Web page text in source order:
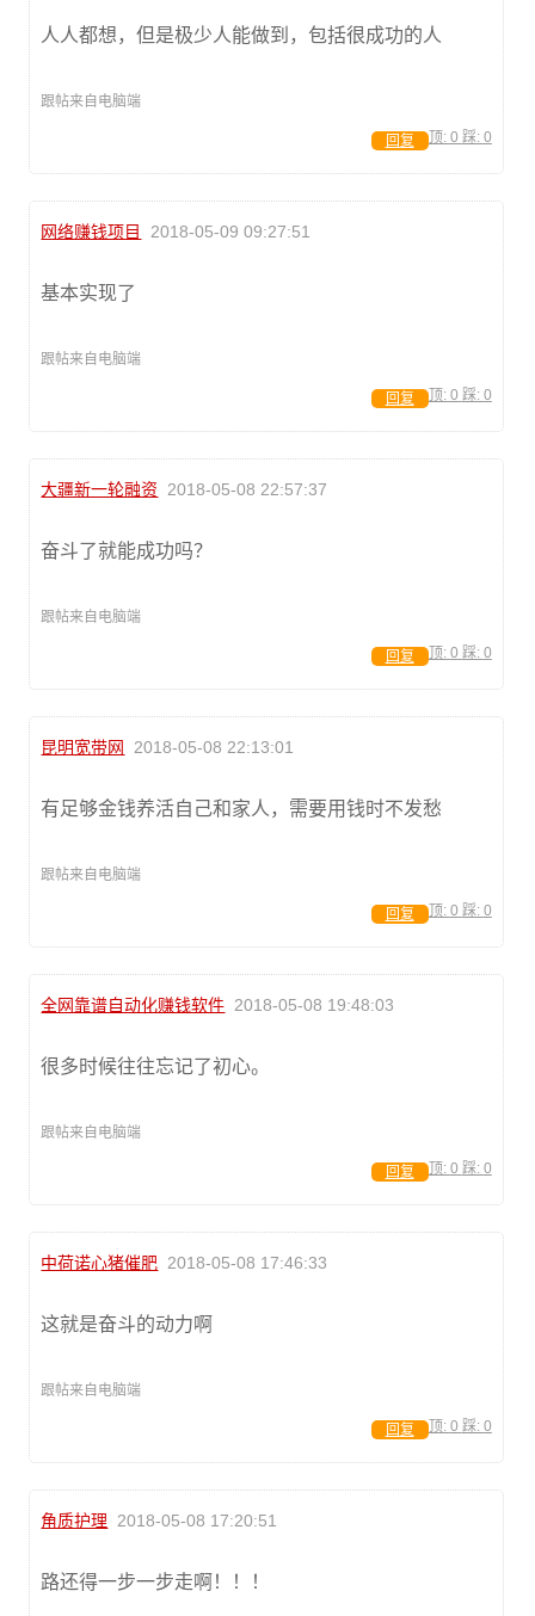
人人都想，但是极少人能做到，包括很成功的人
跟帖来自电脑端
顶: 0 踩: 0
回复
网络赚钱项目 2018-05-09 09:27:51
基本实现了
跟帖来自电脑端
顶: 0 踩: 0
回复
大疆新一轮融资 2018-05-08 22:57:37
奋斗了就能成功吗？
跟帖来自电脑端
顶: 0 踩: 0
回复
昆明宽带网 2018-05-08 22:13:01
有足够金钱养活自己和家人，需要用钱时不发愁
跟帖来自电脑端
顶: 0 踩: 0
回复
全网靠谱自动化赚钱软件 2018-05-08 19:48:03
很多时候往往忘记了初心。
跟帖来自电脑端
顶: 0 踩: 0
回复
中荷诺心猪催肥 2018-05-08 17:46:33
这就是奋斗的动力啊
跟帖来自电脑端
顶: 0 踩: 0
回复
角质护理 2018-05-08 17:20:51
路还得一步一步走啊！！！